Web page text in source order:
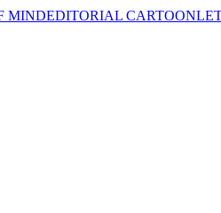
MINDEDITORIAL CARTOON